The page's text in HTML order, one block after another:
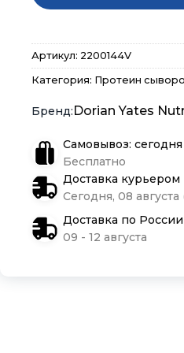
Артикул: 2200144V
Категория: Протеин
Dorian Yates
Самовывоз: сегодня
Бесплатно
Доставка
Сегодня, 08
Доставка по России
09 - 12 августа
Контакты
Доставка и оплата
Блог
Контакты
Доставка и оплата
Блог
Контакты
Доставка и оплата
Блог